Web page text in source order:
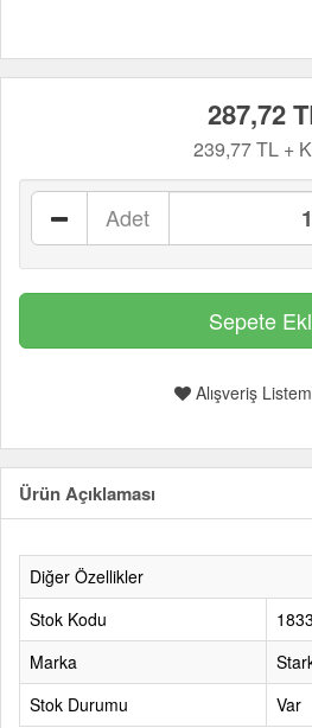
287,72
239,77 TL +
Adet
Alışveriş
Ürün Açıklaması
Diğer Özellikler
Stok Kodu
Marka
Stok Durumu
Var